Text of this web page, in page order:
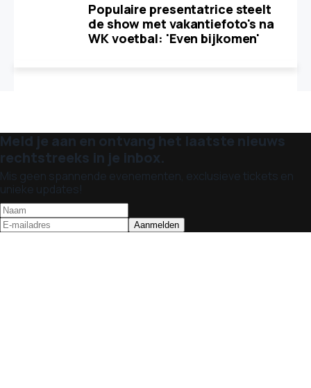
Populaire presentatrice steelt
de show met vakantiefoto's na
WK voetbal: 'Even bijkomen'
Meld je aan en ontvang het laatste nieuws
rechtstreeks in je inbox.
Mis geen spannende evenementen, exclusieve tickets en
unieke updates!